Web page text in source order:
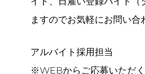
ますのでお気軽にお問い合
アルバイト採用担当
※WEBからご応募いただく